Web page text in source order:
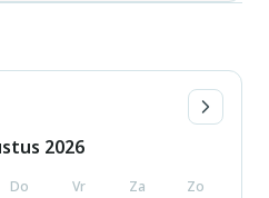
2026
Do Vr Za Zo